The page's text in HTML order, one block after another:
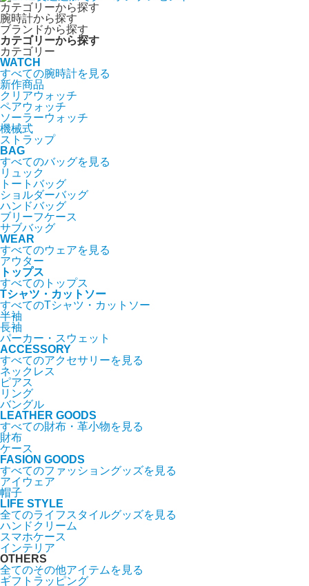
カテゴリーから探す
腕時計から探す
ブランドから探す
カテゴリーから探す
カテゴリー
WATCH
すべての腕時計を見る
新作商品
クリアウォッチ
ペアウォッチ
ソーラーウォッチ
機械式
ストラップ
BAG
すべてのバッグを見る
リュック
トートバッグ
ショルダーバッグ
ハンドバッグ
ブリーフケース
サブバッグ
WEAR
すべてのウェアを見る
アウター
トップス
すべてのトップス
Tシャツ・カットソー
すべてのTシャツ・カットソー
半袖
長袖
パーカー・スウェット
ACCESSORY
すべてのアクセサリーを見る
ネックレス
ピアス
リング
バングル
LEATHER GOODS
すべての財布・革小物を見る
財布
ケース
FASION GOODS
すべてのファッショングッズを見る
アイウェア
帽子
LIFE STYLE
全てのライフスタイルグッズを見る
ハンドクリーム
スマホケース
インテリア
OTHERS
全てのその他アイテムを見る
ギフトラッピング